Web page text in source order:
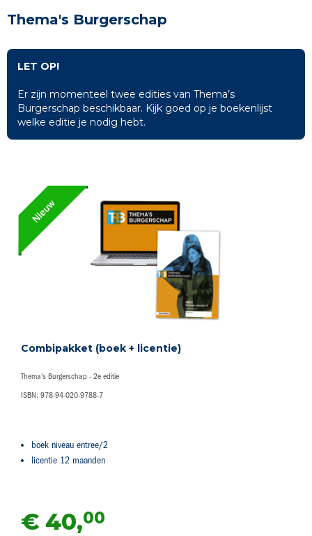
Thema's Burgerschap
LET OP!
Er zijn momenteel twee edities van Thema’s
Burgerschap beschikbaar. Kijk goed op je boekenlijst
welke editie je nodig hebt.
Combipakket (boek + licentie)
Thema's Burgerschap - 2e editie
ISBN: 978-94-020-9788-7
boek niveau entree/2
licentie 12 maanden
€ 40,00